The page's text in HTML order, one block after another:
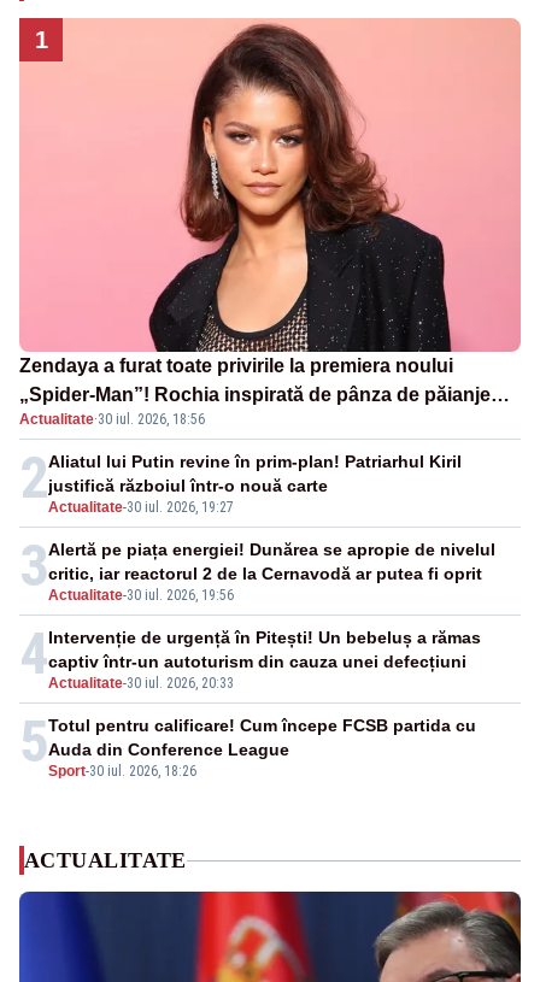
1
Zendaya a furat toate privirile la premiera noului
„Spider-Man”! Rochia inspirată de pânza de păianjen a
făcut senzație
Actualitate·30 iul. 2026, 18:56
2Actualitate-30 iul. 2026, 19:27
Aliatul lui Putin revine în prim-plan! Patriarhul Kiril
justifică războiul într-o nouă carte
3Actualitate-30 iul. 2026, 19:56
Alertă pe piața energiei! Dunărea se apropie de nivelul
critic, iar reactorul 2 de la Cernavodă ar putea fi oprit
4Actualitate-30 iul. 2026, 20:33
Intervenție de urgență în Pitești! Un bebeluș a rămas
captiv într-un autoturism din cauza unei defecțiuni
5Sport-30 iul. 2026, 18:26
Totul pentru calificare! Cum începe FCSB partida cu
Auda din Conference League
ACTUALITATE